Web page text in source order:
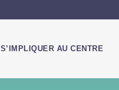
S’IMPLIQUER AU CENTRE